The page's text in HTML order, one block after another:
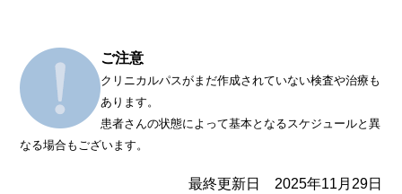
ご注意
クリニカルパスがまだ作成されていない検査や治療も
あります。
患者さんの状態によって基本となるスケジュールと異
なる場合もございます。
最終更新日 2025年11月29日